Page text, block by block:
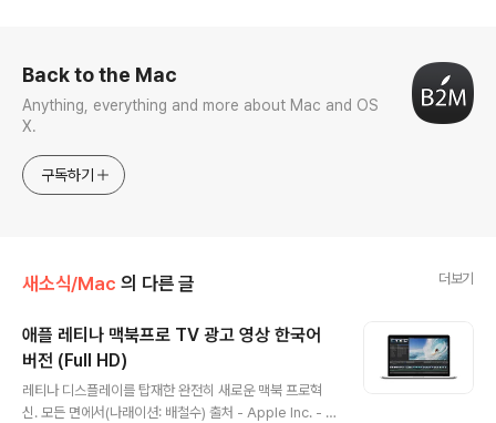
Back to the Mac
Anything, everything and more about Mac and OS
X.
구독하기
새소식/Mac 의 다른 글 더보기
애플 레티나 맥북프로 TV 광고 영상 한국어
버전 (Full HD)
레티나 디스플레이를 탑재한 완전히 새로운 맥북 프로혁
신. 모든 면에서(나래이션: 배철수) 출처 - Apple Inc. - k